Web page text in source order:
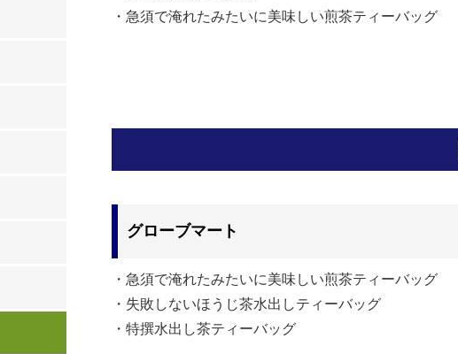
・急須で淹れたみたいに美味しい煎茶ティーバッグ
グローブマート
・急須で淹れたみたいに美味しい煎茶ティーバッグ
・失敗しないほうじ茶水出しティーバッグ
・特撰水出し茶ティーバッグ